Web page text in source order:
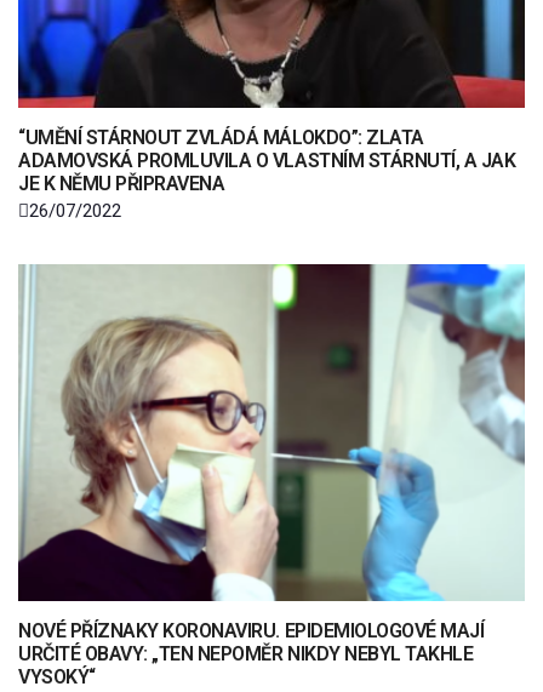
“UMĚNÍ STÁRNOUT ZVLÁDÁ MÁLOKDO”: ZLATA
ADAMOVSKÁ PROMLUVILA O VLASTNÍM STÁRNUTÍ, A JAK
JE K NĚMU PŘIPRAVENA
26/07/2022
NOVÉ PŘÍZNAKY KORONAVIRU. EPIDEMIOLOGOVÉ MAJÍ
URČITÉ OBAVY: „TEN NEPOMĚR NIKDY NEBYL TAKHLE
VYSOKÝ“